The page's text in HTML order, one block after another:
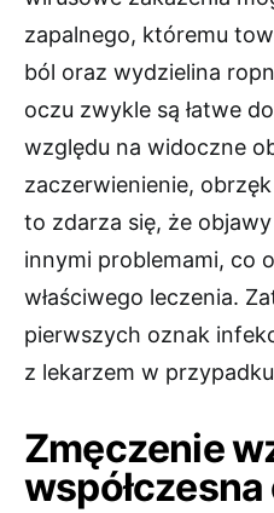
zapalnego, któremu
ból oraz wydzielina
oczu zwykle są łatwe
względu na widoczne
zaczerwienienie,
to zdarza się, że
innymi problemami, co
właściwego leczenia.
pierwszych oznak
z lekarzem w
Zmęczenie